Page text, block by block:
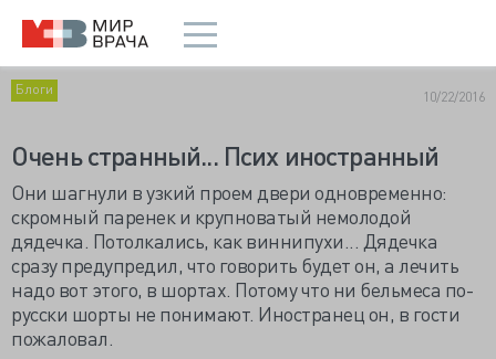
Блоги 10/22/2016
Очень странный... Псих иностранный
Они шагнули в узкий проем двери одновременно:
скромный паренек и крупноватый немолодой
дядечка. Потолкались, как виннипухи... Дядечка
сразу предупредил, что говорить будет он, а лечить
надо вот этого, в шортах. Потому что ни бельмеса по-
русски шорты не понимают. Иностранец он, в гости
пожаловал.